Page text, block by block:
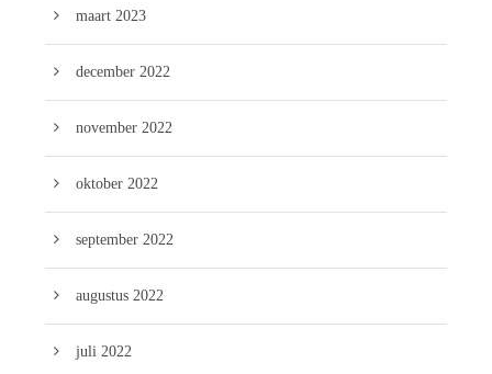
maart 2023
december 2022
november 2022
oktober 2022
september 2022
augustus 2022
juli 2022